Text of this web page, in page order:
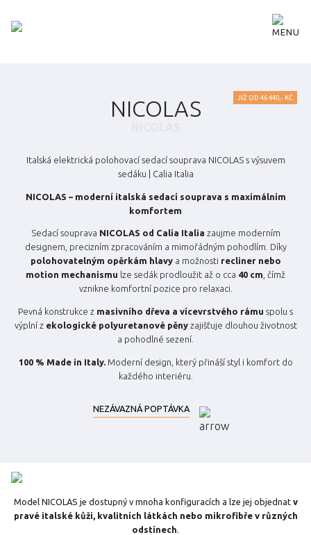
MENU
NICOLAS JIŽ OD 46 440,- KČ
Italská elektrická polohovací sedací souprava NICOLAS s výsuvem
sedáku | Calia Italia
NICOLAS – moderní italská sedací souprava s maximálním
komfortem
Sedací souprava NICOLAS od Calia Italia zaujme moderním
designem, precizním zpracováním a mimořádným pohodlím. Díky
polohovatelným opěrkám hlavya možnosti recliner nebo
motion mechanismu lze sedák prodloužit až o cca 40 cm , čímž
vznikne komfortní pozice pro relaxaci.
Pevná konstrukce z masivního dřeva a vícevrstvého rámu spolu s
výplní z ekologické polyuretanové pěnyzajišťuje dlouhou životnost
a pohodlné sezení.
100 % Made in Italy.Moderní design, který přináší styl i komfort do
každého interiéru.
NEZÁVAZNÁ POPTÁVKA
Model NICOLAS je dostupný v mnoha konfiguracích a lze jej objednat v
pravé italské kůži, kvalitních látkách nebo mikrofibře v různých
odstínech